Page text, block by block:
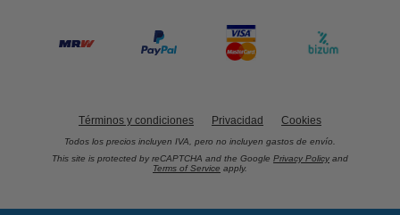
Términos y condiciones Privacidad Cookies
Todos los precios incluyen IVA, pero no incluyen gastos de envío.
This site is protected by reCAPTCHA and the Google Privacy Policy and
Terms of Service apply.